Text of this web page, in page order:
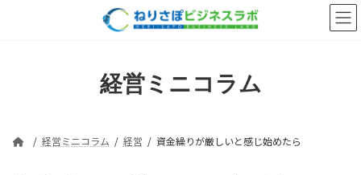
経営ミニコラム
経営ミニコラム 経営 資金繰りが厳しいと感じ始めたら